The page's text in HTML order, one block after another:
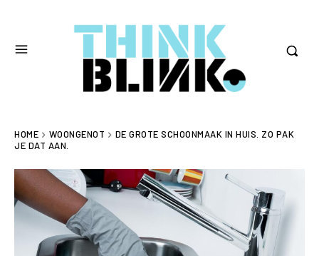
HOME WOONGENOT
DE GROTE SCHOONMAAK IN HUIS. ZO PAK
JE DAT AAN.